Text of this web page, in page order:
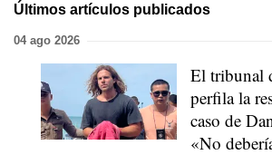
Últimos artículos publicados
04 ago 2026
El tribunal
perfila la
caso de
«No